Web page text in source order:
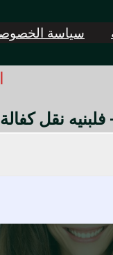
سياسة
فلبنيه نقل